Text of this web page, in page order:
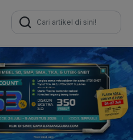
Search
for: